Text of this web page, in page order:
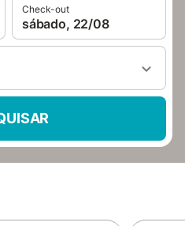
Check-out
sábado, 22/08